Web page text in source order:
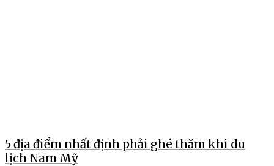
5 địa điểm nhất định phải ghé thăm khi du
lịch Nam Mỹ